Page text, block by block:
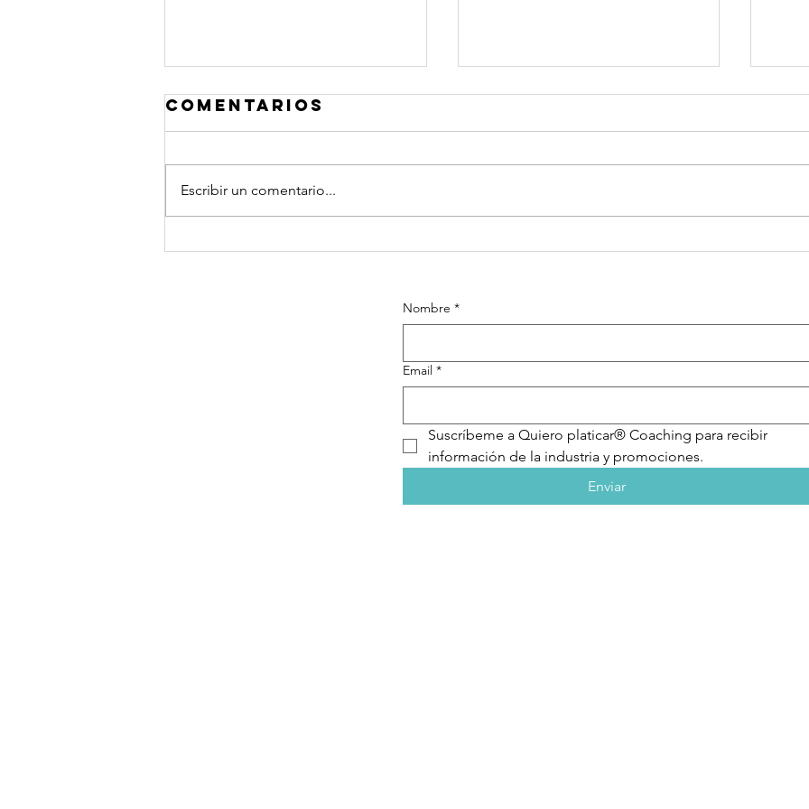
Comentarios
Escribir un comentario...
Nombre *
Email *
Suscríbeme a Quiero platicar® Coaching para recibir
información de la industria y promociones.
Enviar